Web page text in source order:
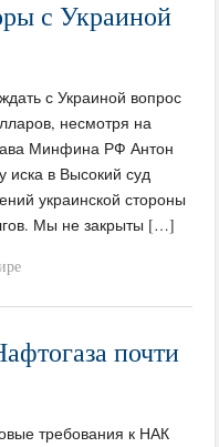
с Украиной
с Украиной вопрос
несмотря на
Минфина РФ Антон
в Высокий суд
украинской стороны
Мы не закрыты […]
почти
требования к НАК